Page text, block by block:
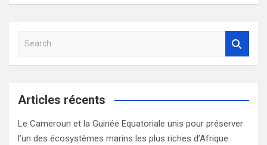
a
c
Articles récents
Le Cameroun et la Guinée Equatoriale unis pour préserver
l’un des écosystèmes marins les plus riches d’Afrique